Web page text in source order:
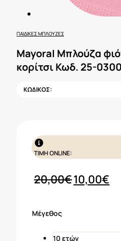
ΠΑΙΔΙΚΈΣ ΜΠΛΟΎΖΕΣ
Mayoral Μπλούζα
κορίτσι Κωδ. 25-
ΚΩΔΙΚΟΣ:
ΤΙΜΗ ONLINE:
20,00€Original
10,00€
Μέγεθος
10 ετών